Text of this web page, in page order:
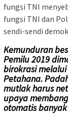
fungsi TNI
fungsi TNI dan
sendi-sendi
Kemunduran
Pemilu 2019
birokrasi
Petahana.
mutlak harus
upaya
otomatis